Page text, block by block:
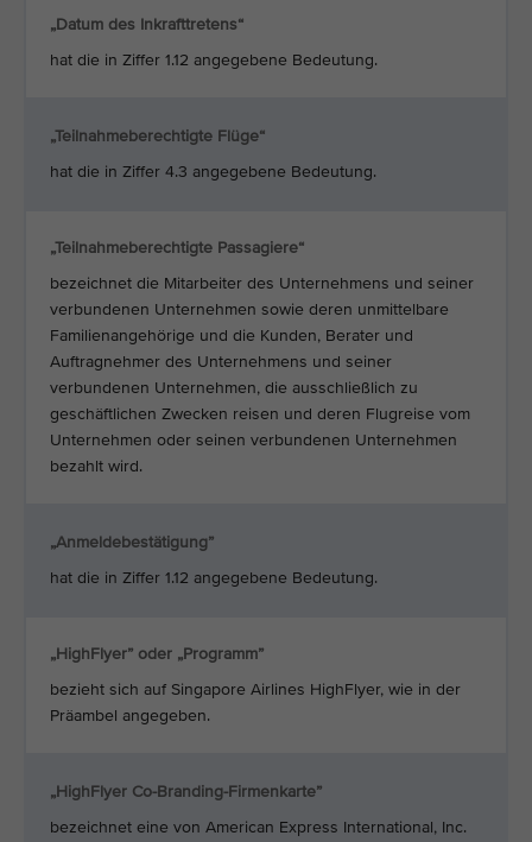
„Datum des Inkrafttretens“
hat die in Ziffer 1.12 angegebene Bedeutung.
„Teilnahmeberechtigte Flüge“
hat die in Ziffer 4.3 angegebene Bedeutung.
„Teilnahmeberechtigte Passagiere“
bezeichnet die Mitarbeiter des Unternehmens und seiner
verbundenen Unternehmen sowie deren unmittelbare
Familienangehörige und die Kunden, Berater und
Auftragnehmer des Unternehmens und seiner
verbundenen Unternehmen, die ausschließlich zu
geschäftlichen Zwecken reisen und deren Flugreise vom
Unternehmen oder seinen verbundenen Unternehmen
bezahlt wird.
„Anmeldebestätigung”
hat die in Ziffer 1.12 angegebene Bedeutung.
„HighFlyer” oder „Programm”
bezieht sich auf Singapore Airlines HighFlyer, wie in der
Präambel angegeben.
„HighFlyer Co-Branding-Firmenkarte”
bezeichnet eine von American Express International, Inc.